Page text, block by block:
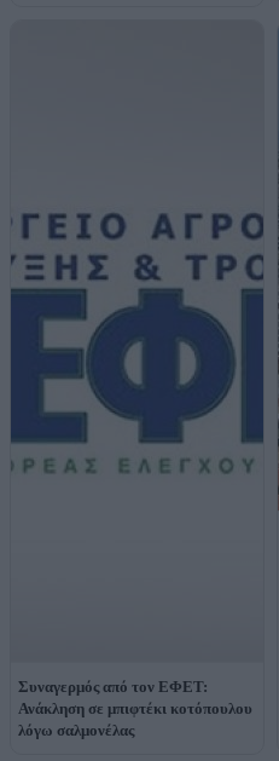
Συναγερμός από τον ΕΦΕΤ:
Ανάκληση σε μπιφτέκι κοτόπουλου
λόγω σαλμονέλας